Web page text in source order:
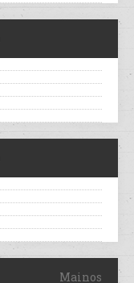
Mainos